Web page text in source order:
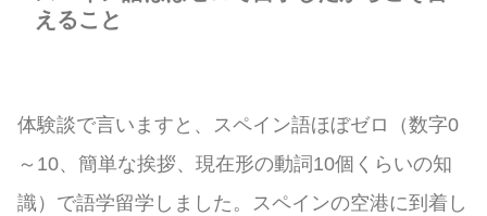
えること
体験談で言いますと、スペイン語ほぼゼロ（数字0
～10、簡単な挨拶、現在形の動詞10個くらいの知
識）で語学留学しました。スペインの空港に到着し